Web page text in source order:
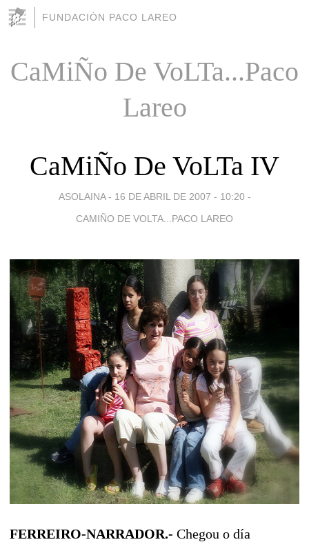
FUNDACIÓN PACO LAREO
CaMiÑo De VoLTa...Paco
Lareo
CaMiÑo De VoLTa IV
ASOLAINA - 16 DE ABRIL DE 2007 - 10:20 -
CAMIÑO DE VOLTA...PACO LAREO
FERREIRO-NARRADOR.- Chegou o día